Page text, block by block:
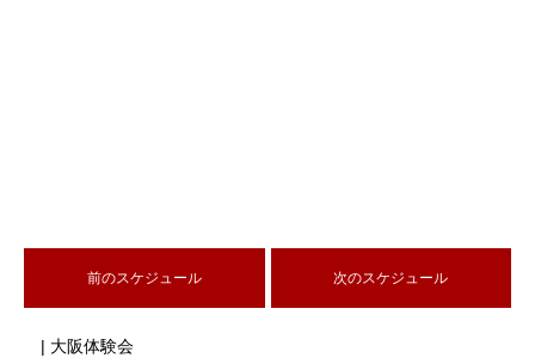
前のスケジュール 次のスケジュール
| 大阪体験会